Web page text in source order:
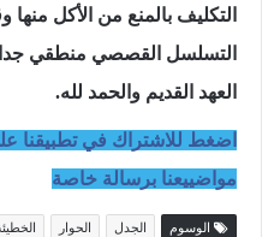
التكليف بالمنع من الأكل منها
التسلسل القصصي منطقي
العهد القديم والحمد لله.
اضغط للاشتراك في تطبيقنا
مواضييعنا برسالة خاصة
الوسوم الجدل الحوار